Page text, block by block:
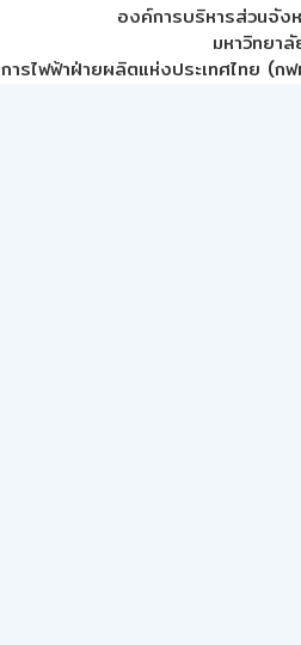
องค์การบริหารส่วนจัง
มหาวิทยา
การไฟฟ้าฝ่ายผลิตแห่งประเทศไทย (กฟ